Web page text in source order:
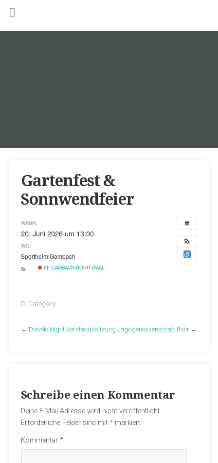
Gartenfest &
Sonnwendfeier
WANN:
20. Juni 2026 um 13:00
WO:
Sportheim Gambach
FF GAMBACH-ROHR-WAAL
Category:
← Diavolo Night Vorstandssitzung Jagdgenossenschaft Rohr →
Schreibe einen Kommentar
Deine E-Mail-Adresse wird nicht veröffentlicht.
Erforderliche Felder sind mit *markiert
Kommentar *